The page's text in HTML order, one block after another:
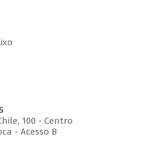
100 - Centro
- Acesso B